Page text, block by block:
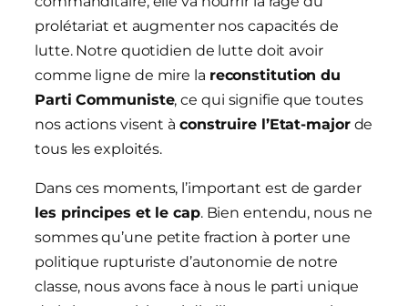
prolétariat et augmenter nos capacités de
lutte. Notre quotidien de lutte doit avoir
comme ligne de mire la reconstitution du
Parti Communiste, ce qui signifie que toutes
nos actions visent à construire l’Etat-majorde
tous les exploités.
Dans ces moments, l’important est de garder
les principes et le cap. Bien entendu, nous ne
sommes qu’une petite fraction à porter une
politique rupturiste d’autonomie de notre
classe, nous avons face à nous le parti unique